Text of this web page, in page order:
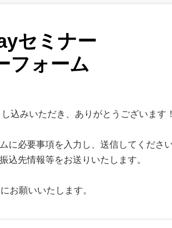
セミナー
フォーム
込みいただき、ありがとうございます
に必要事項を入力し、送信してくださ
込先情報等をお送りいたします。
お願いいたします。